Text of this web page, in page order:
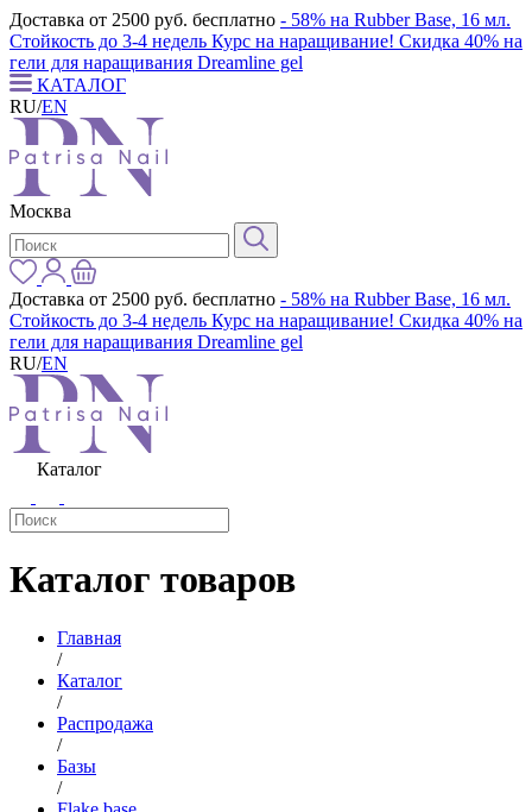
Доставка от 2500 руб. бесплатно - 58% на Rubber Base, 16 мл.
Стойкость до 3-4 недель Курс на наращивание! Скидка 40% на
гели для наращивания Dreamline gel
КАТАЛОГ
RU/EN
Москва
Доставка от 2500 руб. бесплатно - 58% на Rubber Base, 16 мл.
Стойкость до 3-4 недель Курс на наращивание! Скидка 40% на
гели для наращивания Dreamline gel
RU/EN
Каталог
Каталог товаров
Главная
/
Каталог
/
Распродажа
/
Базы
/